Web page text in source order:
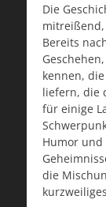
Die
Bereits
kennen,
liefern, die
für einige
Humor und
die